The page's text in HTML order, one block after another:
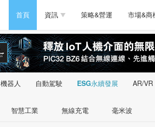
首頁 資訊
半導體/零組件 測試量測
PC/周邊 軟體/工具
新能源 人工智慧
策略&營運 市場&商
PC/周邊 軟體/工具
新能源 人工智慧
機器人 自動駕駛 ESG永續發展 AR/VR
智慧工業 無線充電 毫米波